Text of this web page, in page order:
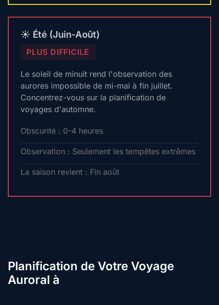
☀️ Été (Juin-Août)
PLUS DIFFICILE
Le soleil de minuit rend l'observation des
aurores impossible de mi-mai à fin juillet.
Concentrez-vous sur la planification de
voyages d'automne.
Obscurité : 0-4 heures
Observation : Seulement les tempêtes extrêmes
La saison revient : Fin août
Planification de Votre Voyage
Auroral à